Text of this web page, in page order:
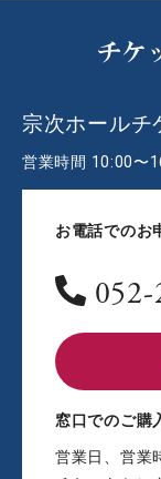
チケ
宗次ホール
営業時間 10:00〜
お電話でのお
052-
窓口でのご購
営業日、営業